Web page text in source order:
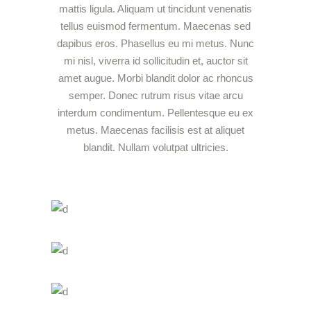
mattis ligula. Aliquam ut tincidunt venenatis
tellus euismod fermentum. Maecenas sed
dapibus eros. Phasellus eu mi metus. Nunc
mi nisl, viverra id sollicitudin et, auctor sit
amet augue. Morbi blandit dolor ac rhoncus
semper. Donec rutrum risus vitae arcu
interdum condimentum. Pellentesque eu ex
metus. Maecenas facilisis est at aliquet
blandit. Nullam volutpat ultricies.